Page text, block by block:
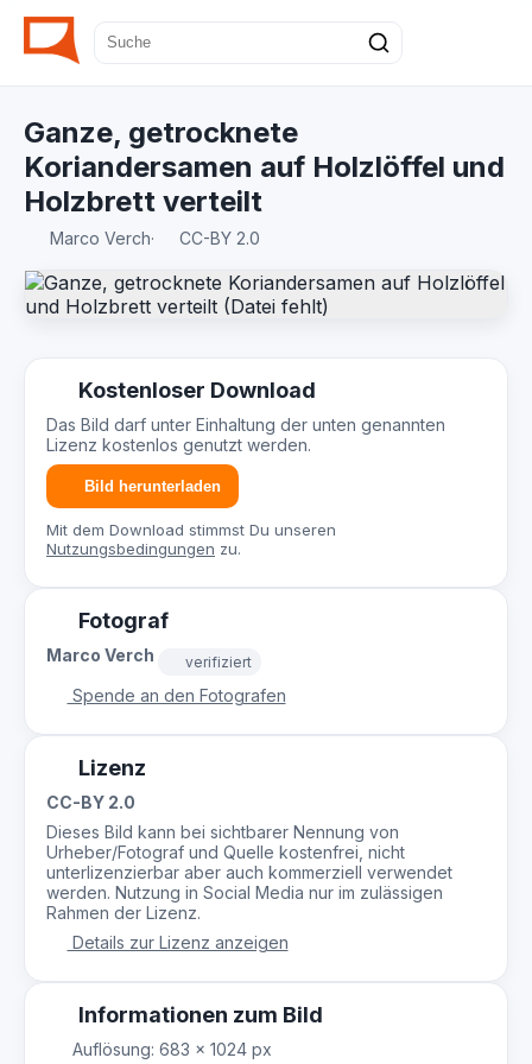
Ganze, getrocknete
Koriandersamen auf Holzlöffel und
Holzbrett verteilt
Marco Verch· CC-BY 2.0
Kostenloser Download
Das Bild darf unter Einhaltung der unten genannten
Lizenz kostenlos genutzt werden.
Bild herunterladen
Mit dem Download stimmst Du unseren
Nutzungsbedingungen zu.
Fotograf
Marco Verch verifiziert
Spende an den Fotografen
Lizenz
CC-BY 2.0
Dieses Bild kann bei sichtbarer Nennung von
Urheber/Fotograf und Quelle kostenfrei, nicht
unterlizenzierbar aber auch kommerziell verwendet
werden. Nutzung in Social Media nur im zulässigen
Rahmen der Lizenz.
Details zur Lizenz anzeigen
Informationen zum Bild
Auflösung: 683 × 1024 px